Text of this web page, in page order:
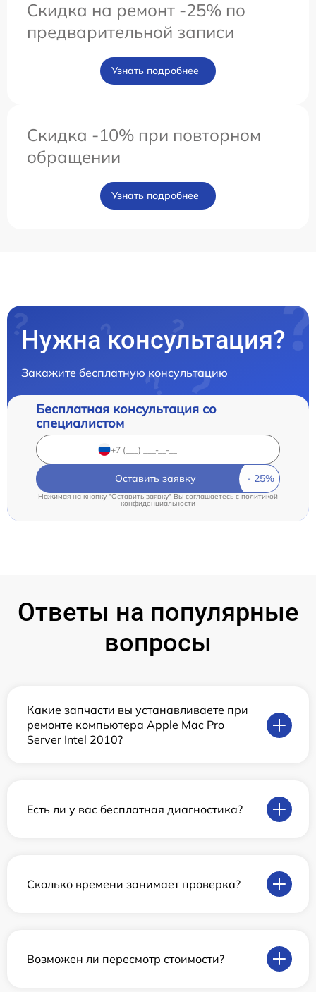
Скидка на ремонт -25% по
предварительной записи
Узнать подробнее
Скидка -10% при повторном
обращении
Узнать подробнее
Нужна консультация?
Закажите бесплатную консультацию
Бесплатная консультация со
специалистом
Оставить заявку
Нажимая на кнопку "Оставить заявку" Вы соглашаетесь cполитикой
конфиденциальности
Ответы на популярные
вопросы
Какие запчасти вы устанавливаете при
ремонте компьютера Apple Mac Pro
Server Intel 2010?
Есть ли у вас бесплатная диагностика?
Сколько времени занимает проверка?
Возможен ли пересмотр стоимости?